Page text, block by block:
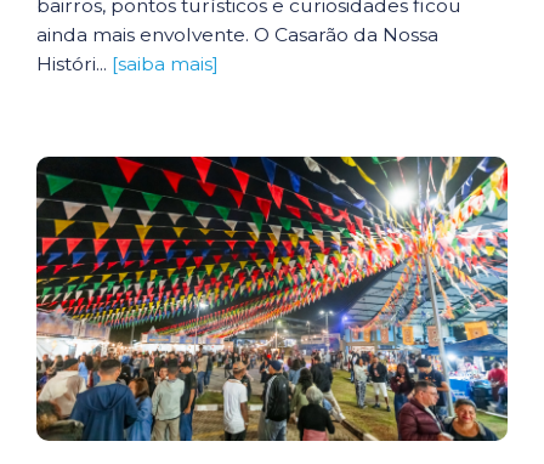
bairros, pontos turísticos e curiosidades ficou
ainda mais envolvente. O Casarão da Nossa
Históri... [saiba mais]